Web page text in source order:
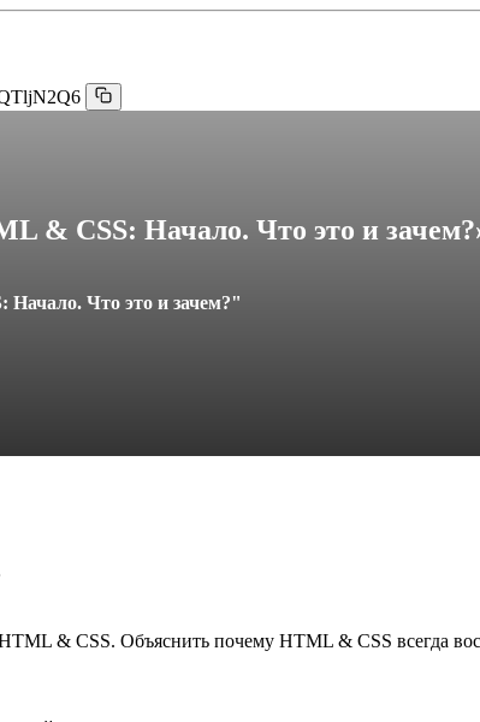
& CSS: Начало. Что это и
Что это и зачем?"
& CSS. Объяснить почему HTML & CSS всегда